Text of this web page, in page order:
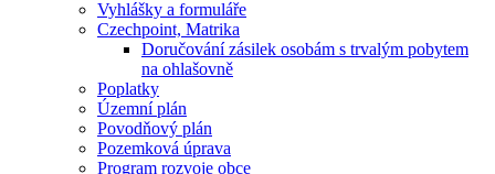
Vyhlášky a formuláře
Czechpoint, Matrika
Doručování zásilek osobám s trvalým pobytem
na ohlašovně
Poplatky
Územní plán
Povodňový plán
Pozemková úprava
Program rozvoje obce